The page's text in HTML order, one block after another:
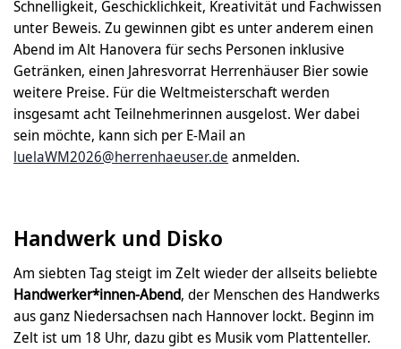
Schnelligkeit, Geschicklichkeit, Kreativität und Fachwissen
unter Beweis. Zu gewinnen gibt es unter anderem einen
Abend im Alt Hanovera für sechs Personen inklusive
Getränken, einen Jahresvorrat Herrenhäuser Bier sowie
weitere Preise. Für die Weltmeisterschaft werden
insgesamt acht Teilnehmerinnen ausgelost. Wer dabei
sein möchte, kann sich per E-Mail an
luelaWM2026@herrenhaeuser.de anmelden.
Handwerk und Disko
Am siebten Tag steigt im Zelt wieder der allseits beliebte
Handwerker*innen-Abend, der Menschen des Handwerks
aus ganz Niedersachsen nach Hannover lockt. Beginn im
Zelt ist um 18 Uhr, dazu gibt es Musik vom Plattenteller.